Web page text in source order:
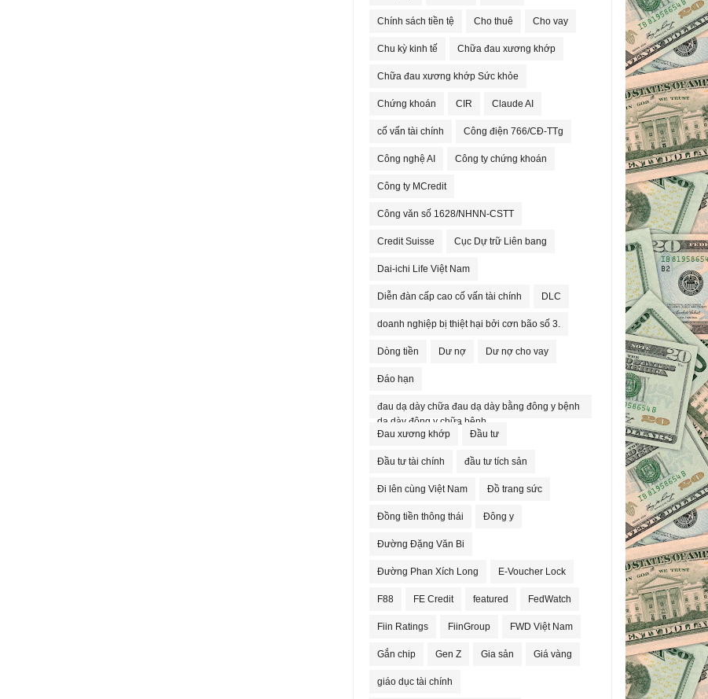
Chính sách tiền tệ Cho thuê Cho vay
Chu kỳ kinh tế Chữa đau xương khớp
Chữa đau xương khớp Sức khỏe
Chứng khoán CIR Claude AI
cố vấn tài chính Công điện 766/CĐ-TTg
Công nghệ AI Công ty chứng khoán
Công ty MCredit
Công văn số 1628/NHNN-CSTT
Credit Suisse Cục Dự trữ Liên bang
Dai-ichi Life Việt Nam
Diễn đàn cấp cao cố vấn tài chính DLC
doanh nghiệp bị thiệt hại bởi cơn bão số 3.
Dòng tiền Dư nợ Dư nợ cho vay
Đáo hạn
đau dạ dày chữa đau dạ dày bằng đông y bệnh
dạ dày đông y chữa bệnh
Đau xương khớp
Đầu tư
Đầu tư tài chính đầu tư tích sản
Đi lên cùng Việt Nam Đồ trang sức
Đồng tiền thông thái Đông y
Đường Đặng Văn Bi
Đường Phan Xích Long E-Voucher Lock
F88 FE Credit featured FedWatch
Fiin Ratings FiinGroup FWD Việt Nam
Gắn chip Gen Z Gia sản Giá vàng
giáo dục tài chính